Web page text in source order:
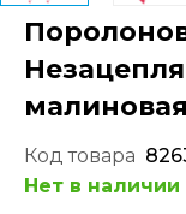
Код товара
Нет в наличии